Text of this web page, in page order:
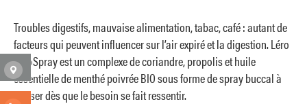
Troubles digestifs, mauvaise alimentation, tabac, café : autant de
facteurs qui peuvent influencer sur l’air expiré et la digestion. Léro
AlitoSpray est un complexe de coriandre, propolis et huile
essentielle de menthé poivrée BIO sous forme de spray buccal à
utiliser dès que le besoin se fait ressentir.